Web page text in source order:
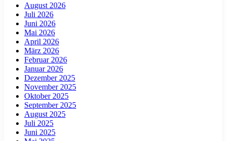
August 2026
Juli 2026
Juni 2026
Mai 2026
April 2026
März 2026
Februar 2026
Januar 2026
Dezember 2025
November 2025
Oktober 2025
September 2025
August 2025
Juli 2025
Juni 2025